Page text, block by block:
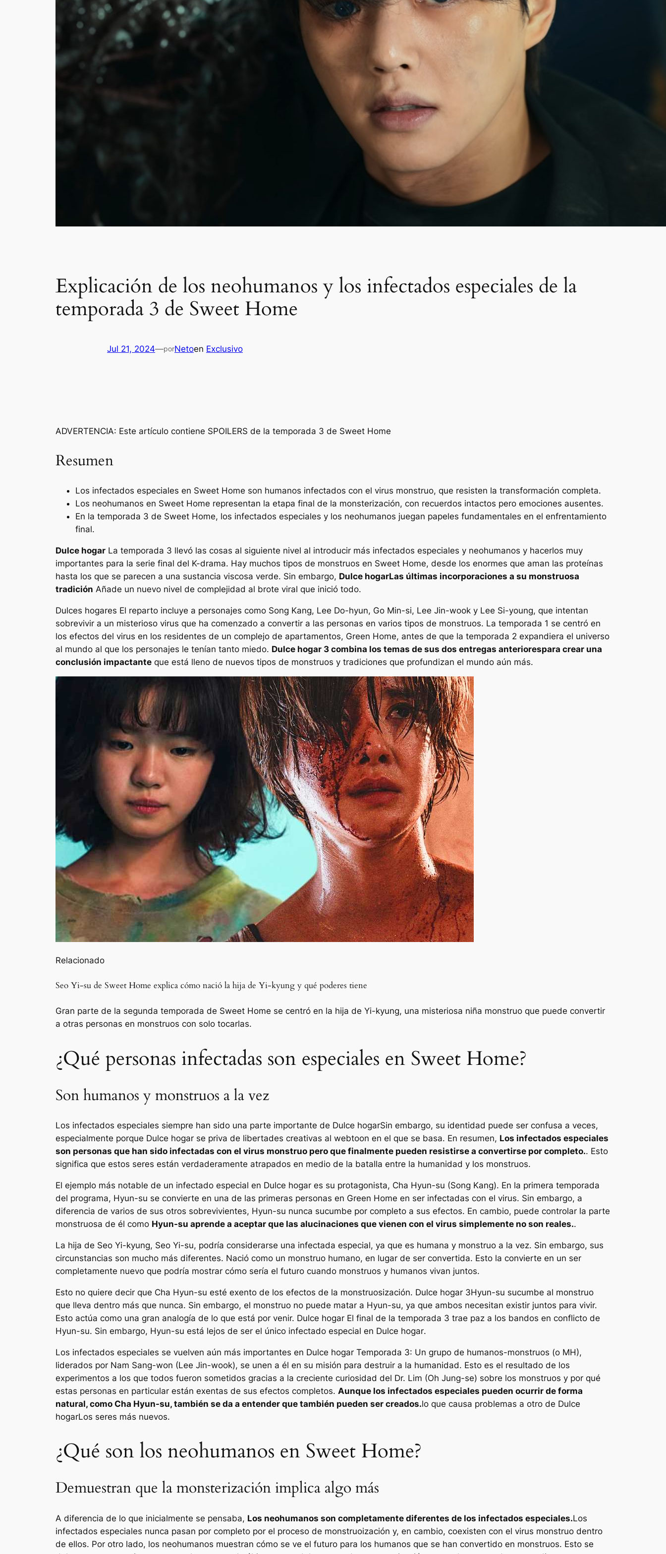
Explicación de los neohumanos y los infectados especiales de la
temporada 3 de Sweet Home
Jul 21, 2024—porNetoen Exclusivo
ADVERTENCIA: Este artículo contiene SPOILERS de la temporada 3 de Sweet Home
Resumen
Los infectados especiales en Sweet Home son humanos infectados con el virus monstruo, que resisten la transformación completa.
Los neohumanos en Sweet Home representan la etapa final de la monsterización, con recuerdos intactos pero emociones ausentes.
En la temporada 3 de Sweet Home, los infectados especiales y los neohumanos juegan papeles fundamentales en el enfrentamiento
final.
Dulce hogar La temporada 3 llevó las cosas al siguiente nivel al introducir más infectados especiales y neohumanos y hacerlos muy
importantes para la serie final del K-drama. Hay muchos tipos de monstruos en Sweet Home, desde los enormes que aman las proteínas
hasta los que se parecen a una sustancia viscosa verde. Sin embargo, Dulce hogarLas últimas incorporaciones a su monstruosa
tradición Añade un nuevo nivel de complejidad al brote viral que inició todo.
Dulces hogares El reparto incluye a personajes como Song Kang, Lee Do-hyun, Go Min-si, Lee Jin-wook y Lee Si-young, que intentan
sobrevivir a un misterioso virus que ha comenzado a convertir a las personas en varios tipos de monstruos. La temporada 1 se centró en
los efectos del virus en los residentes de un complejo de apartamentos, Green Home, antes de que la temporada 2 expandiera el universo
al mundo al que los personajes le tenían tanto miedo. Dulce hogar 3 combina los temas de sus dos entregas anteriorespara crear una
conclusión impactante que está lleno de nuevos tipos de monstruos y tradiciones que profundizan el mundo aún más.
Relacionado
Seo Yi-su de Sweet Home explica cómo nació la hija de Yi-kyung y qué poderes tiene
Gran parte de la segunda temporada de Sweet Home se centró en la hija de Yi-kyung, una misteriosa niña monstruo que puede convertir
a otras personas en monstruos con solo tocarlas.
¿Qué personas infectadas son especiales en Sweet Home?
Son humanos y monstruos a la vez
Los infectados especiales siempre han sido una parte importante de Dulce hogarSin embargo, su identidad puede ser confusa a veces,
especialmente porque Dulce hogar se priva de libertades creativas al webtoon en el que se basa. En resumen, Los infectados especiales
son personas que han sido infectadas con el virus monstruo pero que finalmente pueden resistirse a convertirse por completo.. Esto
significa que estos seres están verdaderamente atrapados en medio de la batalla entre la humanidad y los monstruos.
El ejemplo más notable de un infectado especial en Dulce hogar es su protagonista, Cha Hyun-su (Song Kang). En la primera temporada
del programa, Hyun-su se convierte en una de las primeras personas en Green Home en ser infectadas con el virus. Sin embargo, a
diferencia de varios de sus otros sobrevivientes, Hyun-su nunca sucumbe por completo a sus efectos. En cambio, puede controlar la parte
monstruosa de él como Hyun-su aprende a aceptar que las alucinaciones que vienen con el virus simplemente no son reales..
La hija de Seo Yi-kyung, Seo Yi-su, podría considerarse una infectada especial, ya que es humana y monstruo a la vez. Sin embargo, sus
circunstancias son mucho más diferentes. Nació como un monstruo humano, en lugar de ser convertida. Esto la convierte en un ser
completamente nuevo que podría mostrar cómo sería el futuro cuando monstruos y humanos vivan juntos.
Esto no quiere decir que Cha Hyun-su esté exento de los efectos de la monstruosización. Dulce hogar 3Hyun-su sucumbe al monstruo
que lleva dentro más que nunca. Sin embargo, el monstruo no puede matar a Hyun-su, ya que ambos necesitan existir juntos para vivir.
Esto actúa como una gran analogía de lo que está por venir. Dulce hogar El final de la temporada 3 trae paz a los bandos en conflicto de
Hyun-su. Sin embargo, Hyun-su está lejos de ser el único infectado especial en Dulce hogar.
Los infectados especiales se vuelven aún más importantes en Dulce hogar Temporada 3: Un grupo de humanos-monstruos (o MH),
liderados por Nam Sang-won (Lee Jin-wook), se unen a él en su misión para destruir a la humanidad. Esto es el resultado de los
experimentos a los que todos fueron sometidos gracias a la creciente curiosidad del Dr. Lim (Oh Jung-se) sobre los monstruos y por qué
estas personas en particular están exentas de sus efectos completos. Aunque los infectados especiales pueden ocurrir de forma
natural, como Cha Hyun-su, también se da a entender que también pueden ser creados.lo que causa problemas a otro de Dulce
hogarLos seres más nuevos.
¿Qué son los neohumanos en Sweet Home?
Demuestran que la monsterización implica algo más
A diferencia de lo que inicialmente se pensaba, Los neohumanos son completamente diferentes de los infectados especiales.Los
infectados especiales nunca pasan por completo por el proceso de monstruoización y, en cambio, coexisten con el virus monstruo dentro
de ellos. Por otro lado, los neohumanos muestran cómo se ve el futuro para los humanos que se han convertido en monstruos. Esto se